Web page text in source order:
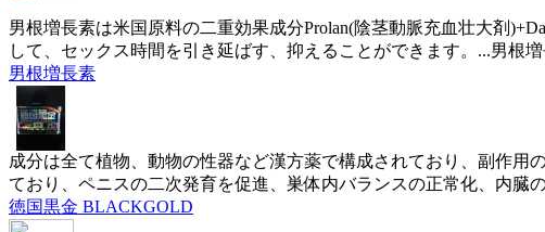
男根増長素は米国原料の二重効果成分Prolan(陰茎動脈充血壮大剤
して、セックス時間を引き延ばす、抑えることができます。...男根増
男根増長素
成分は全て植物、動物の性器など漢方薬で構成されており、副作
ており、ペニスの二次発育を促進、巣体内バランスの正常化、内臓の
徳国黒金 BLACKGOLD